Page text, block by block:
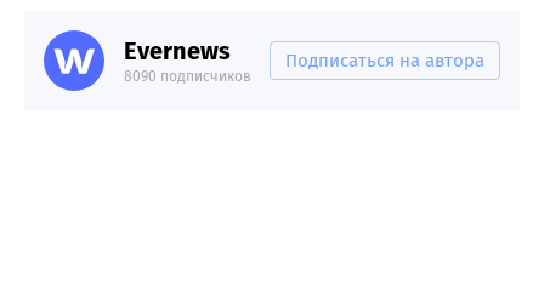
Evernews
8090 подписчиков
Подписаться на автора